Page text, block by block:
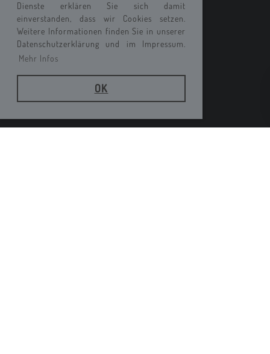
Dienste erklären Sie sich damit
einverstanden, dass wir Cookies setzen.
Weitere Informationen finden Sie in unserer
Datenschutzerklärung und im Impressum.
Mehr Infos
OK